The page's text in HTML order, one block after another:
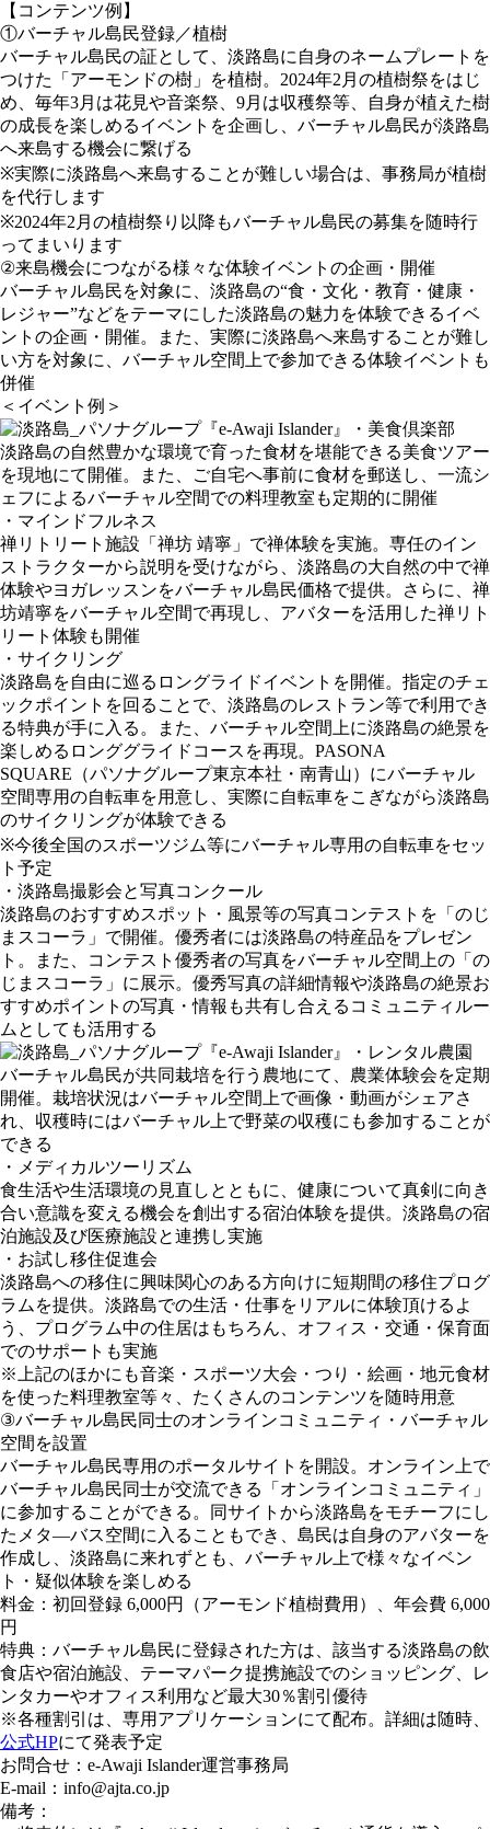
【コンテンツ例】
①バーチャル島民登録／植樹
バーチャル島民の証として、淡路島に自身のネームプレートを
つけた「アーモンドの樹」を植樹。2024年2月の植樹祭をはじ
め、毎年3月は花見や音楽祭、9月は収穫祭等、自身が植えた樹
の成長を楽しめるイベントを企画し、バーチャル島民が淡路島
へ来島する機会に繋げる
※実際に淡路島へ来島することが難しい場合は、事務局が植樹
を代行します
※2024年2月の植樹祭り以降もバーチャル島民の募集を随時行
ってまいります
②来島機会につながる様々な体験イベントの企画・開催
バーチャル島民を対象に、淡路島の“食・文化・教育・健康・
レジャー”などをテーマにした淡路島の魅力を体験できるイベ
ントの企画・開催。また、実際に淡路島へ来島することが難し
い方を対象に、バーチャル空間上で参加できる体験イベントも
併催
＜イベント例＞
・美食倶楽部
淡路島の自然豊かな環境で育った食材を堪能できる美食ツアー
を現地にて開催。また、ご自宅へ事前に食材を郵送し、一流シ
ェフによるバーチャル空間での料理教室も定期的に開催
・マインドフルネス
禅リトリート施設「禅坊 靖寧」で禅体験を実施。専任のイン
ストラクターから説明を受けながら、淡路島の大自然の中で禅
体験やヨガレッスンをバーチャル島民価格で提供。さらに、禅
坊靖寧をバーチャル空間で再現し、アバターを活用した禅リト
リート体験も開催
・サイクリング
淡路島を自由に巡るロングライドイベントを開催。指定のチェ
ックポイントを回ることで、淡路島のレストラン等で利用でき
る特典が手に入る。また、バーチャル空間上に淡路島の絶景を
楽しめるロンググライドコースを再現。PASONA
SQUARE（パソナグループ東京本社・南青山）にバーチャル
空間専用の自転車を用意し、実際に自転車をこぎながら淡路島
のサイクリングが体験できる
※今後全国のスポーツジム等にバーチャル専用の自転車をセッ
ト予定
・淡路島撮影会と写真コンクール
淡路島のおすすめスポット・風景等の写真コンテストを「のじ
まスコーラ」で開催。優秀者には淡路島の特産品をプレゼン
ト。また、コンテスト優秀者の写真をバーチャル空間上の「の
じまスコーラ」に展示。優秀写真の詳細情報や淡路島の絶景お
すすめポイントの写真・情報も共有し合えるコミュニティルー
ムとしても活用する
・レンタル農園
バーチャル島民が共同栽培を行う農地にて、農業体験会を定期
開催。栽培状況はバーチャル空間上で画像・動画がシェアさ
れ、収穫時にはバーチャル上で野菜の収穫にも参加することが
できる
・メディカルツーリズム
食生活や生活環境の見直しとともに、健康について真剣に向き
合い意識を変える機会を創出する宿泊体験を提供。淡路島の宿
泊施設及び医療施設と連携し実施
・お試し移住促進会
淡路島への移住に興味関心のある方向けに短期間の移住プログ
ラムを提供。淡路島での生活・仕事をリアルに体験頂けるよ
う、プログラム中の住居はもちろん、オフィス・交通・保育面
でのサポートも実施
※上記のほかにも音楽・スポーツ大会・つり・絵画・地元食材
を使った料理教室等々、たくさんのコンテンツを随時用意
③バーチャル島民同士のオンラインコミュニティ・バーチャル
空間を設置
バーチャル島民専用のポータルサイトを開設。オンライン上で
バーチャル島民同士が交流できる「オンラインコミュニティ」
に参加することができる。同サイトから淡路島をモチーフにし
たメタ―バス空間に入ることもでき、島民は自身のアバターを
作成し、淡路島に来れずとも、バーチャル上で様々なイベン
ト・疑似体験を楽しめる
料金：初回登録 6,000円（アーモンド植樹費用）、年会費 6,000
円
特典：バーチャル島民に登録された方は、該当する淡路島の飲
食店や宿泊施設、テーマパーク提携施設でのショッピング、レ
ンタカーやオフィス利用など最大30％割引優待
※各種割引は、専用アプリケーションにて配布。詳細は随時、
公式HPにて発表予定
お問合せ：e-Awaji Islander運営事務局
E-mail：info@ajta.co.jp
備考：